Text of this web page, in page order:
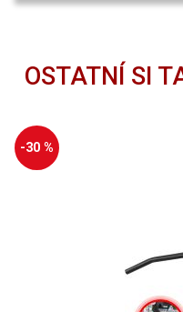
OSTATNÍ SI
-30 %